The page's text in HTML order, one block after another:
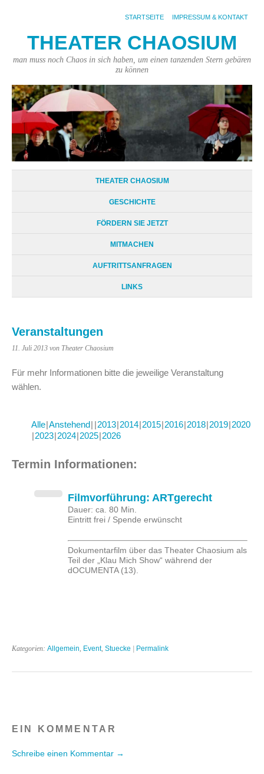
STARTSEITE IMPRESSUM & KONTAKT
THEATER CHAOSIUM
man muss noch Chaos in sich haben, um einen tanzenden Stern gebären
zu können
THEATER CHAOSIUM
GESCHICHTE
FÖRDERN SIE JETZT
MITMACHEN
AUFTRITTSANFRAGEN
LINKS
Veranstaltungen
11. Juli 2013 von Theater Chaosium
Für mehr Informationen bitte die jeweilige Veranstaltung
wählen.
Alle Anstehend 2013 2014 2015 2016 2018 2019 2020
2023 2024 2025 2026
Termin Informationen:
Filmvorführung: ARTgerecht
Dauer: ca. 80 Min.
Eintritt frei / Spende erwünscht
Dokumentarfilm über das Theater Chaosium als
Teil der „Klau Mich Show“ während der
dOCUMENTA (13).
Kategorien: Allgemein, Event, Stuecke Permalink
EIN KOMMENTAR
Schreibe einen Kommentar →